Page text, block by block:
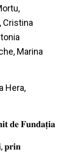
Cristina
Marina
Hera,
𝐝𝐞 𝐅𝐮𝐧𝐝𝐚𝐭̦𝐢𝐚